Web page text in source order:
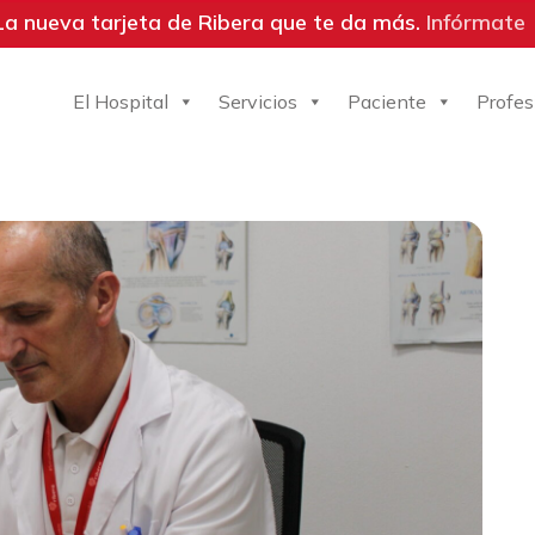
nueva tarjeta de Ribera que te da más. Infórmate
El Hospital Servicios Paciente